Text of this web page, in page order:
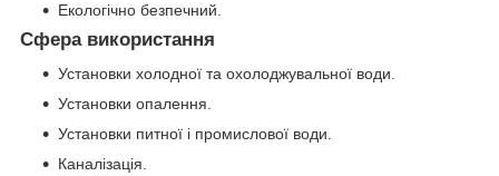
Екологічно безпечний.
Сфера використання
Установки холодної та охолоджувальної води.
Установки опалення.
Установки питної і промислової води.
Каналізація.